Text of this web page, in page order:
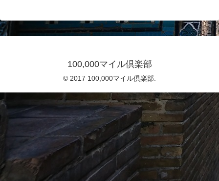
100,000マイル倶楽部
© 2017 100,000マイル倶楽部.